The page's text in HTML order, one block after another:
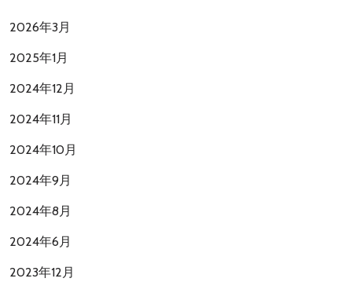
2026年3月
2025年1月
2024年12月
2024年11月
2024年10月
2024年9月
2024年8月
2024年6月
2023年12月